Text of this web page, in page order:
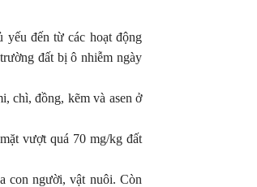
yếu đến từ các hoạt động
đất bị ô nhiễm ngày
chì, đồng, kẽm và asen ở
vượt quá 70 mg/kg đất
con người, vật nuôi. Còn